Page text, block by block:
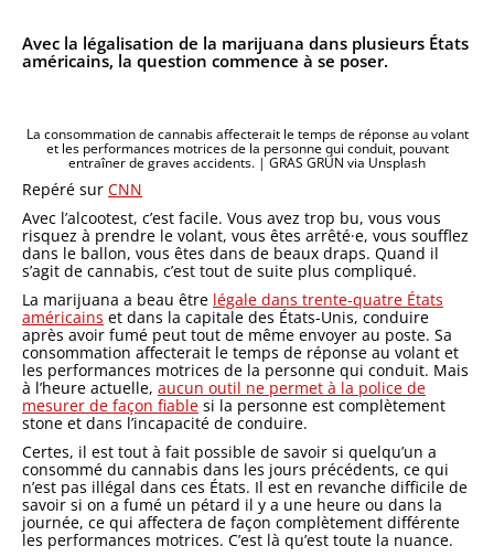
Avec la légalisation de la marijuana dans plusieurs États
américains, la question commence à se poser.
La consommation de cannabis affecterait le temps de réponse au volant
et les performances motrices de la personne qui conduit, pouvant
entraîner de graves accidents. | GRAS GRÜN via Unsplash
Repéré sur CNN
Avec l’alcootest, c’est facile. Vous avez trop bu, vous vous
risquez à prendre le volant, vous êtes arrêté·e, vous soufflez
dans le ballon, vous êtes dans de beaux draps. Quand il
s’agit de cannabis, c’est tout de suite plus compliqué.
La marijuana a beau être légale dans trente-quatre États
américains et dans la capitale des États-Unis, conduire
après avoir fumé peut tout de même envoyer au poste. Sa
consommation affecterait le temps de réponse au volant et
les performances motrices de la personne qui conduit. Mais
à l’heure actuelle, aucun outil ne permet à la police de
mesurer de façon fiable si la personne est complètement
stone et dans l’incapacité de conduire.
Certes, il est tout à fait possible de savoir si quelqu’un a
consommé du cannabis dans les jours précédents, ce qui
n’est pas illégal dans ces États. Il est en revanche difficile de
savoir si on a fumé un pétard il y a une heure ou dans la
journée, ce qui affectera de façon complètement différente
les performances motrices. C’est là qu’est toute la nuance.